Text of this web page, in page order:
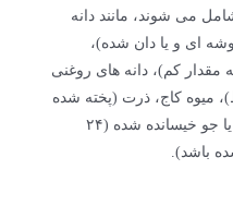
می شوند، مانند دانه
ای و یا دان شده)،
مقدار کم)، دانه های روغنی
میوه کاج، ذرت (پخته شده
بدون نمک)، جو نیم کوب، گندم و یا جو خیسانده شده (۲۴
باشد).